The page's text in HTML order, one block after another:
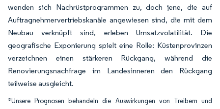
wenden sich Nachrüstprogrammen zu, doch jene, die auf
Auftragnehmervertriebskanäle angewiesen sind, die mit dem
Neubau verknüpft sind, erleben Umsatzvolatilität. Die
geografische Exponierung spielt eine Rolle: Küstenprovinzen
verzeichnen einen stärkeren Rückgang, während die
Renovierungsnachfrage im Landesinneren den Rückgang
teilweise ausgleicht.
*Unsere Prognosen behandeln die Auswirkungen von Treibern und